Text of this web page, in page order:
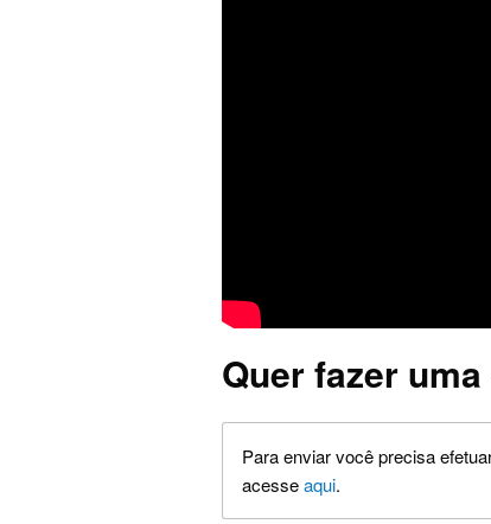
Quer fazer
Para enviar você precisa
acesseaqui.